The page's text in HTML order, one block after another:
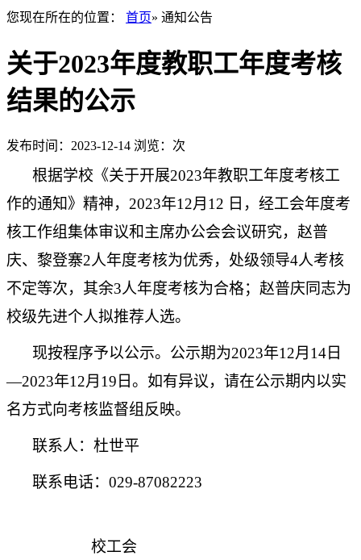
您现在所在的位置： 首页» 通知公告
关于2023年度教职工年度考核
结果的公示
发布时间：2023-12-14 浏览： 次
根据学校《关于开展2023年教职工年度考核工
作的通知》精神，2023年12月12 日，经工会年度考
核工作组集体审议和主席办公会会议研究，赵普
庆、黎登寨2人年度考核为优秀，处级领导4人考核
不定等次，其余3人年度考核为合格；赵普庆同志为
校级先进个人拟推荐人选。
现按程序予以公示。公示期为2023年12月14日
—2023年12月19日。如有异议，请在公示期内以实
名方式向考核监督组反映。
联系人：杜世平
联系电话：029-87082223
校工会